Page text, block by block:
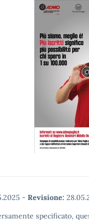
- Revisione:
specificato,